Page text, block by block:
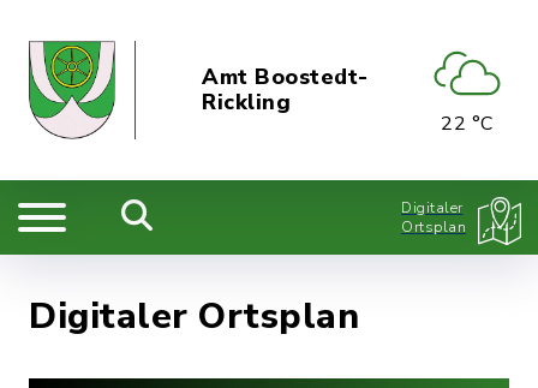
Amt Boostedt-
Rickling
22 °C
Digitaler
Ortsplan
Digitaler Ortsplan